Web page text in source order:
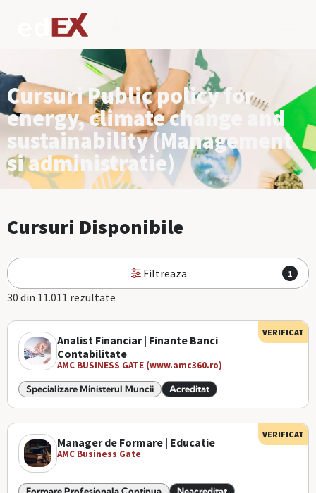
Cursuri Public policy for
energy, climate change and
sustainability (Management
si administratie)
Cursuri Disponibile
Filtreaza 1
30 din 11.011 rezultate
Analist Financiar | Finante Banci
Contabilitate
AMC BUSINESS GATE (www.amc360.ro)
Specializare Ministerul Muncii Acreditat
VERIFICAT
Manager de Formare | Educatie
AMC Business Gate
VERIFICAT